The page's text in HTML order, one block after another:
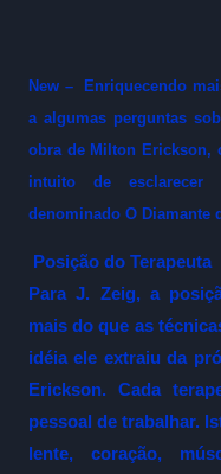
New – Enriquecendo
a algumas perguntas
obra de Milton Erickson,
intuito de esclarecer
denominado O Diamante
Posição do Terapeuta
Para J. Zeig, a
mais do que as
idéia ele extraiu da
Erickson. Cada
pessoal de trabalhar.
lente, coração,